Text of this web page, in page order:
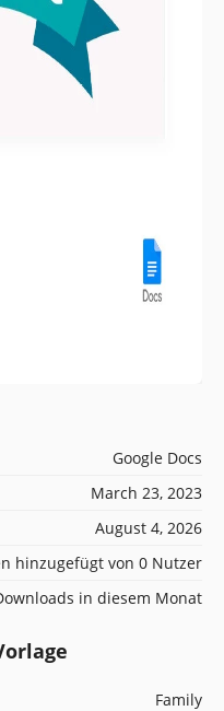
Google Docs
March 23, 2023
August 4, 2026
hinzugefügt von 0 Nutzer
in diesem Monat
Family